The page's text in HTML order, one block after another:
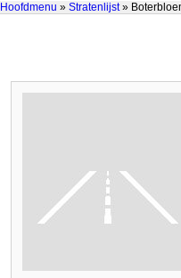
Hoofdmenu » Stratenlijst»